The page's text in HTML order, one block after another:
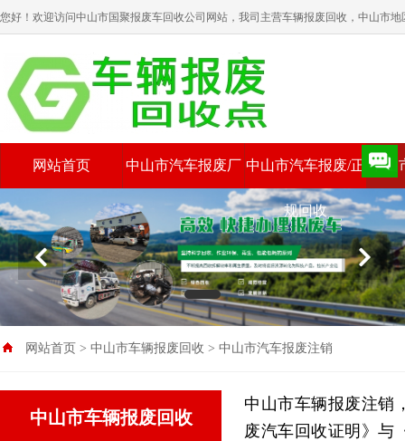
您好！欢迎访问中山市国聚报废车回收公司网站，我司主营车辆报废回收，中山市
网站首页 中山市汽车报废厂 中山市汽车报废/正
规回收
中山
网站首页 > 中山市车辆报废回收 > 中山市汽车报废注销
中山市车辆报废回收
中山市车辆报废注销
废汽车回收证明》与